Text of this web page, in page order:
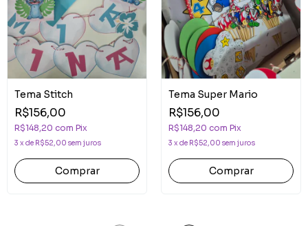
Tema Stitch
R$156,00
R$148,20 com Pix
3 x de R$52,00 sem juros
Comprar
Tema Super Mario
R$156,00
R$148,20 com Pix
3 x de R$52,00 sem juros
Comprar